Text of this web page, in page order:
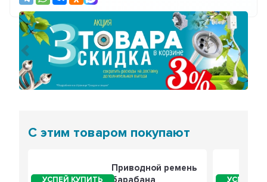
Предыдущий
С этим товаром покупают
Приводной ремень
барабана